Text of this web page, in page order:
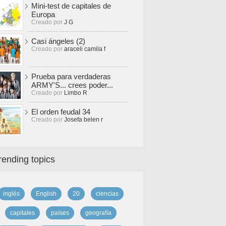
Mini-test de capitales de
Europa
Creado por J G
Casi ángeles (2)
Creado por araceli camila f
Prueba para verdaderas
ARMY'S... crees poder...
Creado por Limbo R
El orden feudal 34
Creado por Josefa belen r
topics
inglés English 20 ciencias
capitales países geografía